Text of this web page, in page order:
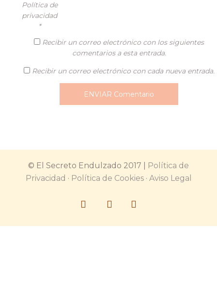
Política de
privacidad
*
Recibir un correo electrónico con los siguientes
comentarios a esta entrada.
Recibir un correo electrónico con cada nueva entrada.
© El Secreto Endulzado 2017 |
Política de
Privacidad · Política de Cookies· Aviso Legal